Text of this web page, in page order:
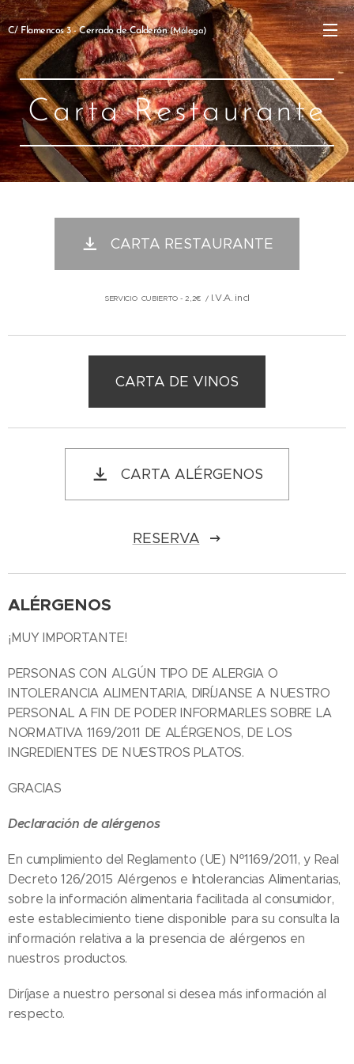
C/ Flamencos 3 - Cerrado de Calderón(Málaga)
Carta Restaurante
CARTA RESTAURANTE
SERVICIO CUBIERTO - 2,2€ / I.V.A. incl
CARTA DE VINOS
CARTA ALÉRGENOS
RESERVA
ALÉRGENOS
¡MUY IMPORTANTE!
PERSONAS CON ALGÚN TIPO DE ALERGIA O
INTOLERANCIA ALIMENTARIA, DIRÍJANSE A NUESTRO
PERSONAL A FIN DE PODER INFORMARLES SOBRE LA
NORMATIVA 1169/2011 DE ALÉRGENOS, DE LOS
INGREDIENTES DE NUESTROS PLATOS.
GRACIAS
Declaración de alérgenos
En cumplimiento del Reglamento (UE) Nº1169/2011, y Real
Decreto 126/2015 Alérgenos e Intolerancias Alimentarias,
sobre la información alimentaria facilitada al consumidor,
este establecimiento tiene disponible para su consulta la
información relativa a la presencia de alérgenos en
nuestros productos.
Diríjase a nuestro personal si desea más información al
respecto.